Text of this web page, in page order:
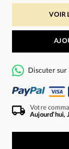
VOIR
Discuter
Votre
Aujourd'hui,